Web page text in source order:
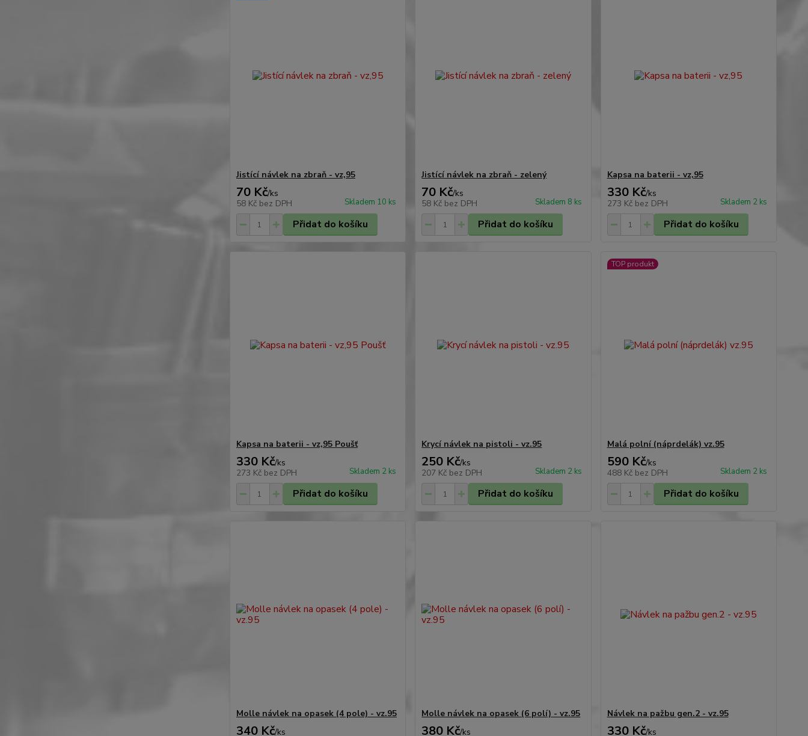
Jistící návlek na zbraň - vz,95
70 Kč/ks
58 Kč bez DPH Skladem 10 ks
Přidat do košíku
Jistící návlek na zbraň - zelený
70 Kč/ks
58 Kč bez DPH Skladem 8 ks
Přidat do košíku
Kapsa na baterii - vz,95
330 Kč/ks
273 Kč bez DPH Skladem 2 ks
Přidat do košíku
Kapsa na baterii - vz,95 Poušť
330 Kč/ks
273 Kč bez DPH Skladem 2 ks
Přidat do košíku
Krycí návlek na pistoli - vz.95
250 Kč/ks
207 Kč bez DPH Skladem 2 ks
Přidat do košíku
TOP produkt
Malá polní (náprdelák) vz.95
590 Kč/ks
488 Kč bez DPH Skladem 2 ks
Přidat do košíku
Molle návlek na opasek (4 pole) - vz.95
340 Kč/ks
Molle návlek na opasek (6 polí) - vz.95
380 Kč/ks
Návlek na pažbu gen.2 - vz.95
330 Kč/ks